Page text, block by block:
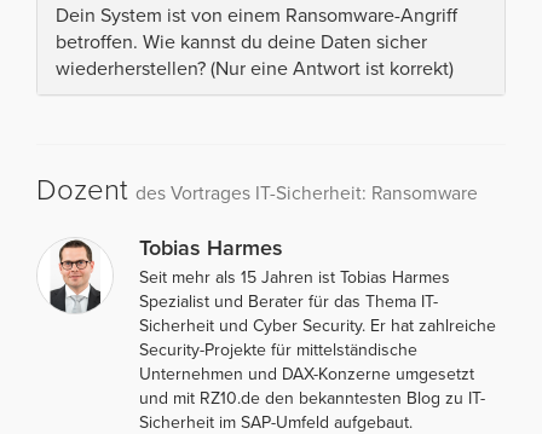
Dein System ist von einem Ransomware-Angriff
betroffen. Wie kannst du deine Daten sicher
wiederherstellen? (Nur eine Antwort ist korrekt)
Dozent des Vortrages IT-Sicherheit: Ransomware
Tobias Harmes
Seit mehr als 15 Jahren ist Tobias Harmes
Spezialist und Berater für das Thema IT-
Sicherheit und Cyber Security. Er hat zahlreiche
Security-Projekte für mittelständische
Unternehmen und DAX-Konzerne umgesetzt
und mit RZ10.de den bekanntesten Blog zu IT-
Sicherheit im SAP-Umfeld aufgebaut.